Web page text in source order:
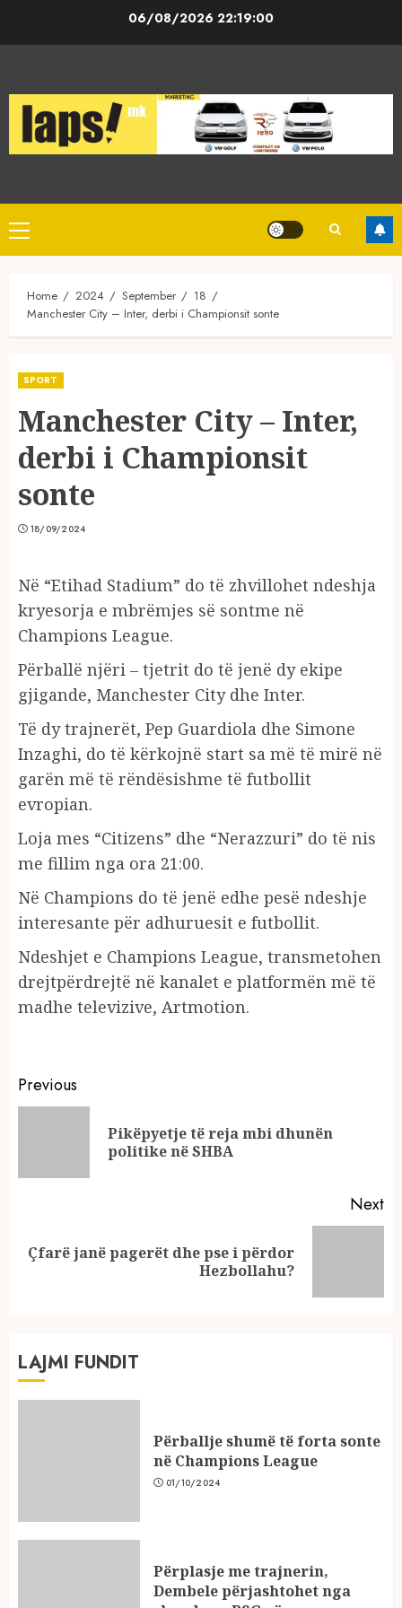
06/08/2026 22:19:00
Primary
Menu
Home 2024 September
18
Manchester City – Inter, derbi i Championsit sonte
SPORT
Manchester City – Inter,
derbi i Championsit
sonte
18/09/2024
Në “Etihad Stadium” do të zhvillohet ndeshja
kryesorja e mbrëmjes së sontme në
Champions League.
Përballë njëri – tjetrit do të jenë dy ekipe
gjigande, Manchester City dhe Inter.
Të dy trajnerët, Pep Guardiola dhe Simone
Inzaghi, do të kërkojnë start sa më të mirë në
garën më të rëndësishme të futbollit
evropian.
Loja mes “Citizens” dhe “Nerazzuri” do të nis
me fillim nga ora 21:00.
Në Champions do të jenë edhe pesë ndeshje
interesante për adhuruesit e futbollit.
Ndeshjet e Champions League, transmetohen
drejtpërdrejtë në kanalet e platformën më të
madhe televizive, Artmotion.
Continue
Reading
Previous
Pikëpyetje të reja mbi dhunën
politike në SHBA
Next
Next
Çfarë janë pagerët dhe pse i përdor
Hezbollahu?
LAJMI FUNDIT
Përballje shumë të forta sonte
në Champions League
01/10/2024
Përplasje me trajnerin,
Dembele përjashtohet nga